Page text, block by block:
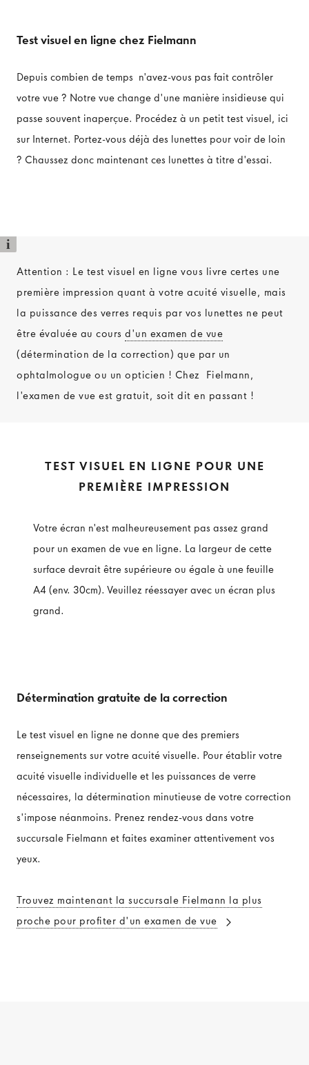
Test visuel en ligne chez Fielmann
Depuis combien de temps n'avez-vous pas fait contrôler
votre vue ? Notre vue change d'une manière insidieuse qui
passe souvent inaperçue. Procédez à un petit test visuel, ici
sur Internet. Portez-vous déjà des lunettes pour voir de loin
? Chaussez donc maintenant ces lunettes à titre d'essai.
i
Attention : Le test visuel en ligne vous livre certes une
première impression quant à votre acuité visuelle, mais
la puissance des verres requis par vos lunettes ne peut
être évaluée au cours d'un examen de vue
(détermination de la correction) que par un
ophtalmologue ou un opticien ! Chez Fielmann,
l'examen de vue est gratuit, soit dit en passant !
TEST VISUEL EN LIGNE POUR UNE
PREMIÈRE IMPRESSION
Votre écran n'est malheureusement pas assez grand
pour un examen de vue en ligne. La largeur de cette
surface devrait être supérieure ou égale à une feuille
A4 (env. 30cm). Veuillez réessayer avec un écran plus
grand.
Détermination gratuite de la correction
Le test visuel en ligne ne donne que des premiers
renseignements sur votre acuité visuelle. Pour établir votre
acuité visuelle individuelle et les puissances de verre
nécessaires, la détermination minutieuse de votre correction
s'impose néanmoins. Prenez rendez-vous dans votre
succursale Fielmann et faites examiner attentivement vos
yeux.
Trouvez maintenant la succursale Fielmann la plus
proche pour profiter d'un examen de vue